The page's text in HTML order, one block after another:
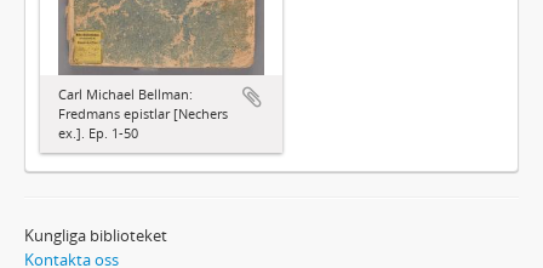
Carl Michael Bellman:
Fredmans epistlar [Nechers
ex.]. Ep. 1-50
Kungliga biblioteket
Kontakta oss